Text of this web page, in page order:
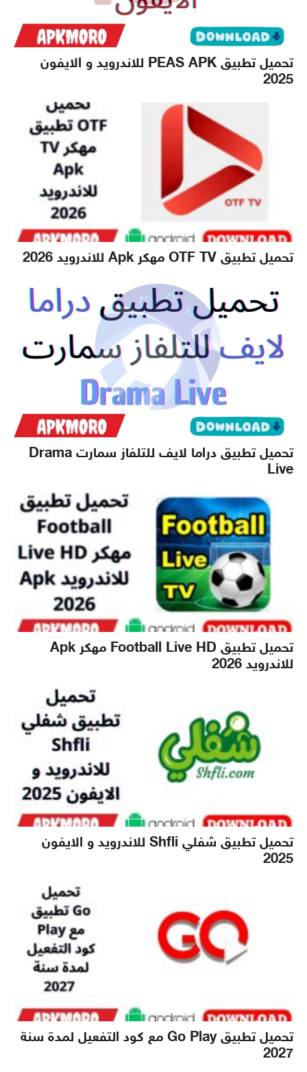
تحميل تطبيق PEAS APK للاندرويد و الايفون
2025
تحميل تطبيق OTF TV مهكر Apk للاندرويد 2026
تحميل تطبيق دراما لايف للتلفاز سمارت Drama
Live
تحميل تطبيق Football Live HD مهكر Apk
للاندرويد 2026
تحميل تطبيق شفلي Shfli للاندرويد و الايفون
2025
تحميل تطبيق Go Play مع كود التفعيل لمدة سنة
2027